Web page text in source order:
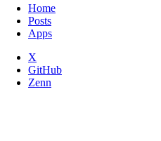
Home
Posts
Apps
X
GitHub
Zenn